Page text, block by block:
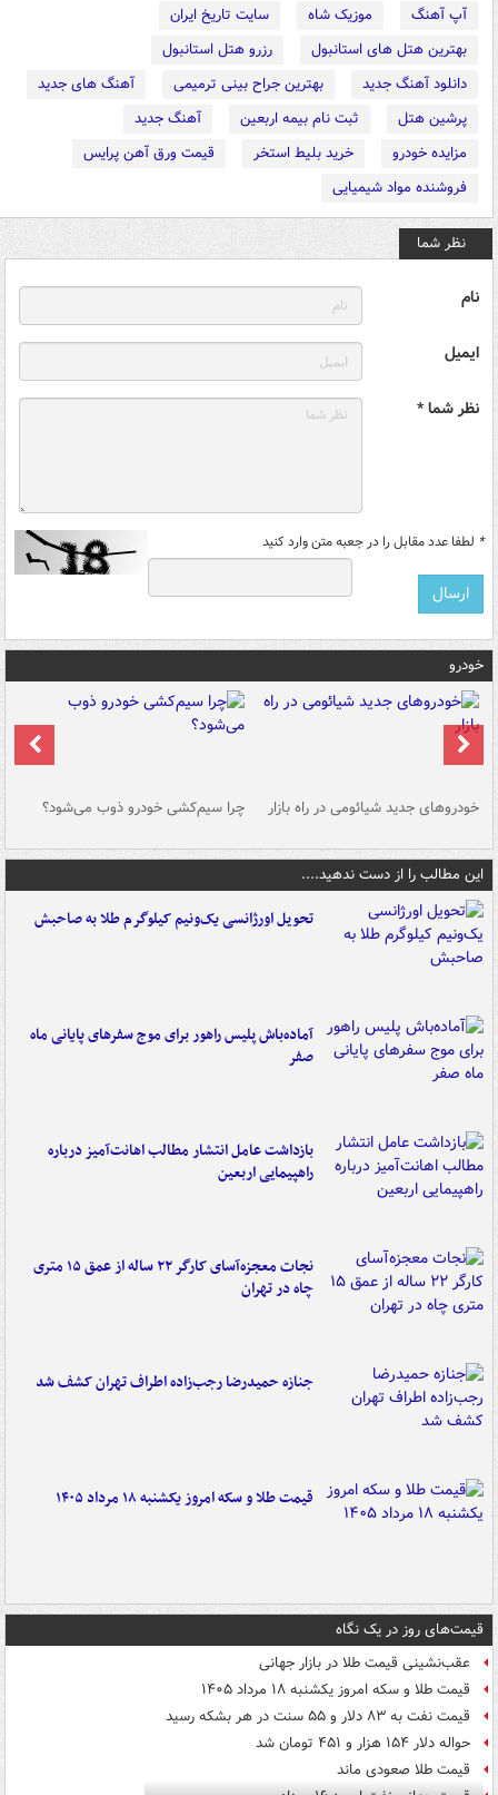
آپ آهنگ موزیک شاه
سایت تاریخ ایران
بهترین هتل های استانبول
رزرو هتل استانبول
دانلود آهنگ جدید
بهترین جراح بینی ترمیمی
آهنگ های جدید
پرشین هتل
ثبت نام بیمه اربعین
آهنگ جدید
مزایده خودرو
خرید بلیط استخر
قیمت ورق آهن پرایس
فروشنده مواد شیمیایی
نظر شما
نام
ایمیل
نظر شما *
* لطفا عدد مقابل را در جعبه متن وارد کنید
خودرو
خودروهای جدید شیائومی در راه بازار چرا سیم‌کشی خودرو ذوب می‌شود؟
این مطالب را از دست ندهید....
تحویل اورژانسی یک‌ونیم کیلوگرم طلا به صاحبش
آماده‌باش پلیس راهور برای موج سفرهای پایانی ماه
صفر
بازداشت عامل انتشار مطالب اهانت‌آمیز درباره
راهپیمایی اربعین
نجات معجزه‌آسای کارگر ۲۲ ساله از عمق ۱۵ متری
چاه در تهران
جنازه حمیدرضا رجب‌زاده اطراف تهران کشف شد
قیمت طلا و سکه امروز یکشنبه ۱۸ مرداد ۱۴۰۵
قیمت‌های روز در یک نگاه
عقب‌نشینی قیمت طلا در بازار جهانی
قیمت طلا و سکه امروز یکشنبه ۱۸ مرداد ۱۴۰۵
قیمت نفت به ۸۳ دلار و ۵۵ سنت در هر بشکه رسید
حواله دلار ۱۵۴ هزار و ۴۵۱ تومان شد
قیمت طلا صعودی ماند